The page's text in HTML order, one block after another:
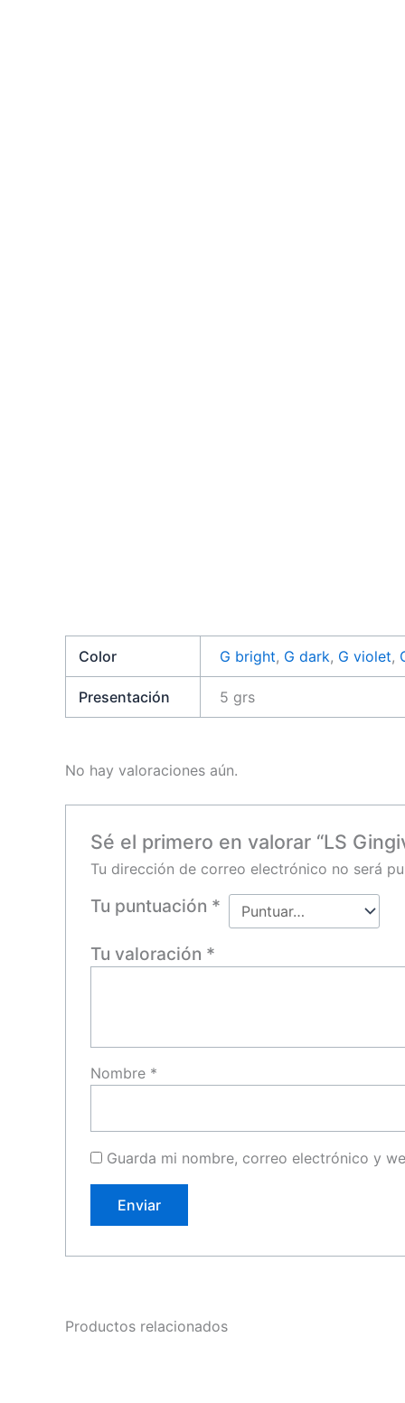
Color G bright, G dark, G violet,
Presentación 5 grs
No hay valoraciones aún.
Sé el primero en valorar “LS
Tu dirección de correo electrónico no será
Tu puntuación *
Tu valoración *
Nombre *
Guarda mi nombre, correo electrónico y
Productos relacionados